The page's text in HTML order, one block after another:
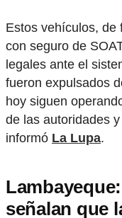
Estos vehículos, de
con seguro de
legales ante el
fueron expulsados
hoy siguen
de las autoridades
informó La Lupa.
señalan que